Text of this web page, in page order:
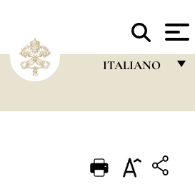
ITALIANO
PORTUGUÊS